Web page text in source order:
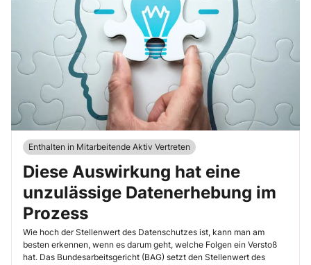
Enthalten in Mitarbeitende Aktiv Vertreten
Diese Auswirkung hat eine
unzulässige Datenerhebung im
Prozess
Wie hoch der Stellenwert des Datenschutzes ist, kann man am
besten erkennen, wenn es darum geht, welche Folgen ein Verstoß
hat. Das Bundesarbeitsgericht (BAG) setzt den Stellenwert des